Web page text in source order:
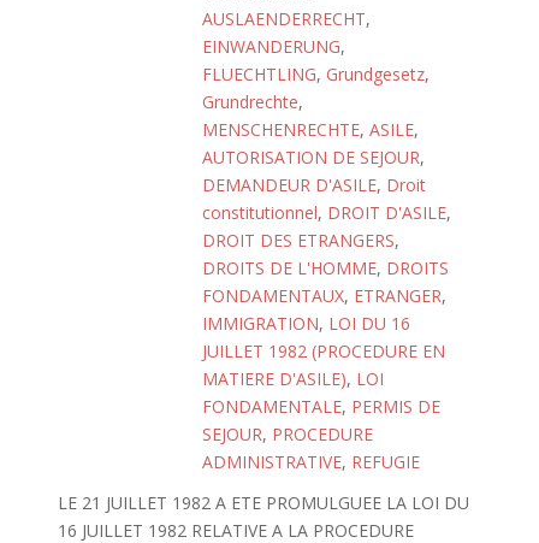
AUSLAENDERRECHT,
EINWANDERUNG,
FLUECHTLING, Grundgesetz,
Grundrechte,
MENSCHENRECHTE, ASILE,
AUTORISATION DE SEJOUR,
DEMANDEUR D'ASILE, Droit
constitutionnel, DROIT D'ASILE,
DROIT DES ETRANGERS,
DROITS DE L'HOMME, DROITS
FONDAMENTAUX, ETRANGER,
IMMIGRATION, LOI DU 16
JUILLET 1982 (PROCEDURE EN
MATIERE D'ASILE), LOI
FONDAMENTALE, PERMIS DE
SEJOUR, PROCEDURE
ADMINISTRATIVE, REFUGIE
LE 21 JUILLET 1982 A ETE PROMULGUEE LA LOI DU
16 JUILLET 1982 RELATIVE A LA PROCEDURE